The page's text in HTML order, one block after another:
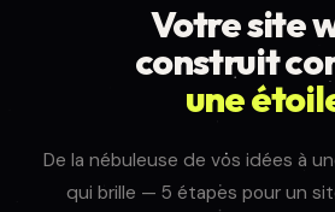
Votre site
construit
une
De la nébuleuse de vos idées à
qui brille — 5 étapes pour un